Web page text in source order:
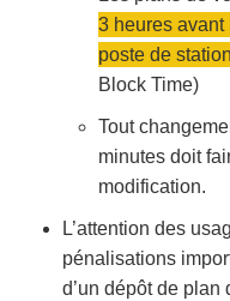
3 heures avant
poste de
Block Time)
Tout
minutes doit
modification.
L’attention des
pénalisations
d’un dépôt de plan